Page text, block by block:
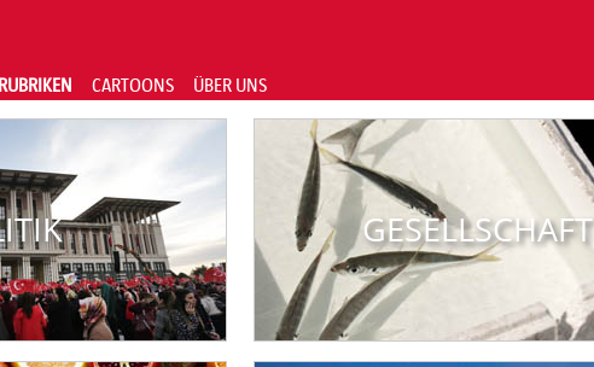
RUBRIKEN CARTOONS ÜBER UNS
GESELLSCHAFT